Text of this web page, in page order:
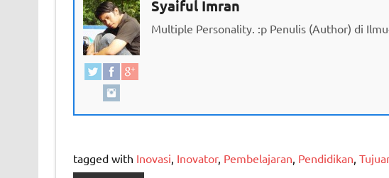
Syaiful Imran
Multiple Personality. :p Penulis (Author) di
tagged with Inovasi, Inovator, Pembelajaran, Pendidikan,